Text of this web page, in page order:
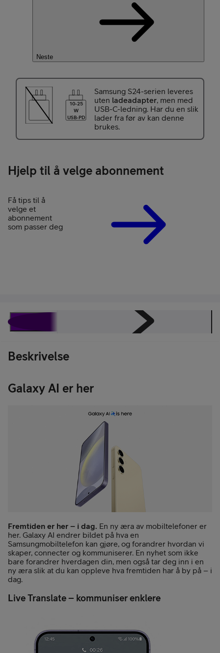
Neste
10-25
W
USB-PD
Samsung S24-serien leveres
uten ladeadapter, men med
USB-C-ledning. Har du en slik
lader fra før av kan denne
brukes.
Hjelp til å velge abonnement
Få tips til å
velge et
abonnement
som passer deg
Energimerking
Beskrivelse
Galaxy AI er her
Fremtiden er her – i dag. En ny æra av mobiltelefoner er
her. Galaxy AI endrer bildet på hva en
Samsungmobiltelefon kan gjøre, og forandrer hvordan vi
skaper, connecter og kommuniserer. En nyhet som ikke
bare forandrer hverdagen din, men også tar deg inn i en
ny æra slik at du kan oppleve hva fremtiden har å by på – i
dag.
Live Translate – kommuniser enklere